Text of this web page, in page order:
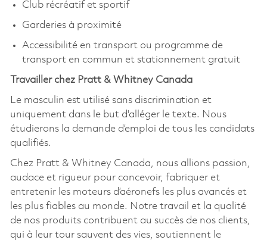
Club récréatif et sportif
Garderies à proximité
Accessibilité en transport ou programme de
transport en commun et stationnement gratuit
Travailler chez Pratt & Whitney Canada
Le masculin est utilisé sans discrimination et
uniquement dans le but d'alléger le texte. Nous
étudierons la demande d’emploi de tous les candidats
qualifiés.
Chez Pratt & Whitney Canada, nous allions passion,
audace et rigueur pour concevoir, fabriquer et
entretenir les moteurs d’aéronefs les plus avancés et
les plus fiables au monde. Notre travail et la qualité
de nos produits contribuent au succès de nos clients,
qui à leur tour sauvent des vies, soutiennent le